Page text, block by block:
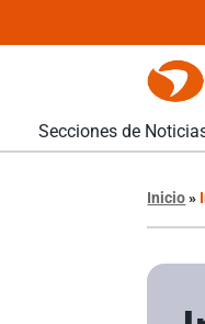
Secciones de
Inicio»